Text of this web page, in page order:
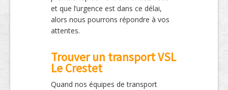
et que l’urgence est dans ce délai,
alors nous pourrons répondre à vos
attentes.
Trouver un transport VSL
Le Crestet
Quand nos équipes de transport